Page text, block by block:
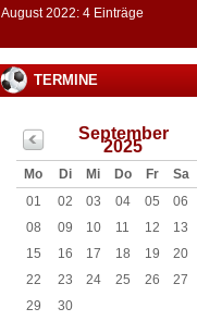
August 2022: 4 Einträge
TERMINE
September
2025
Mo Di Mi Do Fr Sa
01
02 03 04 05 06
08
09 10 11 12 13
15
16 17 18 19 20
22
23 24 25 26 27
29
30